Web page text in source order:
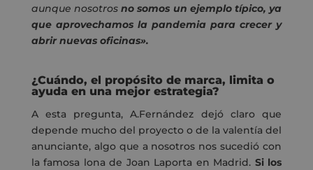
aunque nosotrosno somos un ejemplo típico, ya
que aprovechamos la pandemia para crecer y
abrir nuevas oficinas».
¿Cuándo, el propósito de marca, limita o
ayuda en una mejor estrategia?
A esta pregunta, A.Fernández dejó claro que
depende mucho del proyecto o de la valentía del
anunciante, algo que a nosotros nos sucedió con
la famosa lona de Joan Laporta en Madrid. Si los